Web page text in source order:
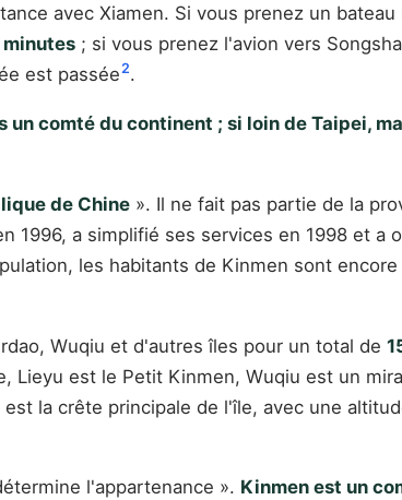
avec Xiamen. Si vous prenez un
; si vous prenez l'avion vers
est passée2.
comté du continent ; si loin de Taipei,
de Chine ». Il ne fait pas partie de la
1996, a simplifié ses services en 1998 et a
les habitants de Kinmen sont
Wuqiu et d'autres îles pour un total de
est le Petit Kinmen, Wuqiu est un
la crête principale de l'île, avec une
l'appartenance ». Kinmen est un